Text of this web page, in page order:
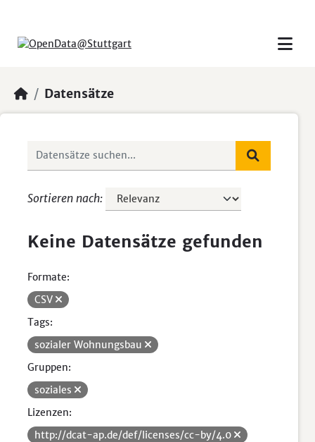
Datensätze
Sortieren nach
Keine Datensätze gefunden
Formate:
CSV
Tags:
sozialer Wohnungsbau
Gruppen:
soziales
Lizenzen:
http://dcat-ap.de/def/licenses/cc-by/4.0